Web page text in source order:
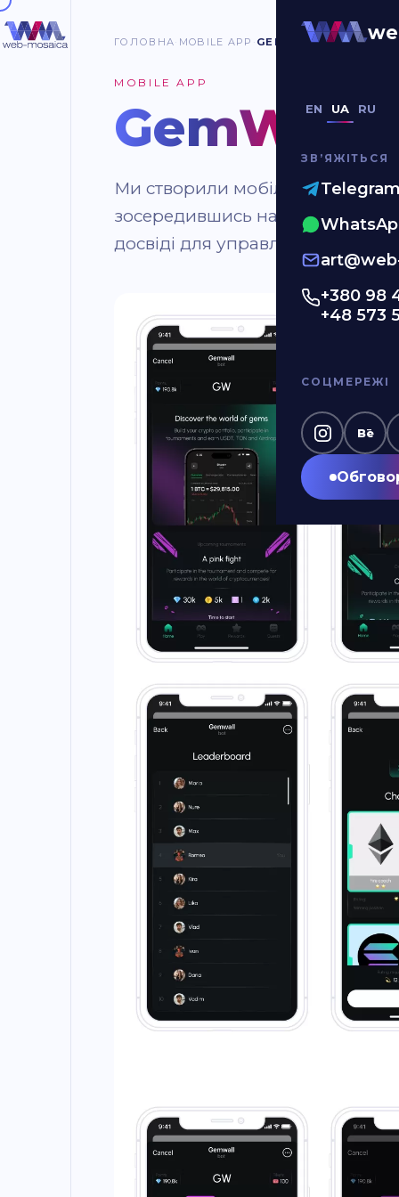
EN UA RU
ЗВʼЯЖІТЬСЯ
+380 98
+48 573
СОЦМЕРЕЖІ
Bē
ГОЛОВНА MOBILE APP GEMWALL
MOBILE APP
GemWall.
Ми створили мобільний
зосередившись на стильному
досвіді для управління